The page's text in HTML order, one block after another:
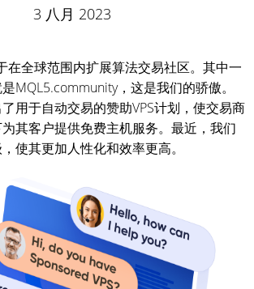
3 八月 2023
在全球范围内扩展算法交易社区。其中一
MQL5.community，这是我们的骄傲。
用于自动交易的赞助VPS计划，使交易商
其客户提供免费主机服务。最近，我们
使其更加人性化和效率更高。